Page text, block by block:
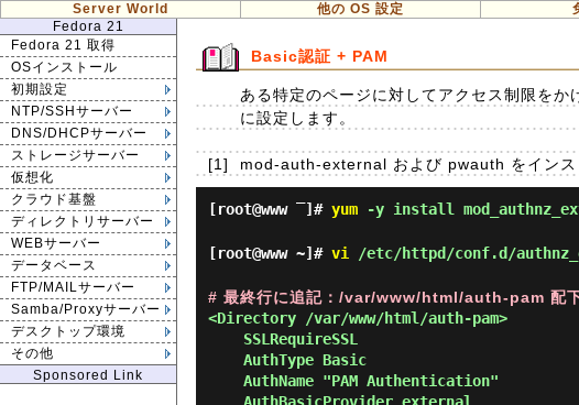
Server World 他の OS 設定
Fedora 21
Fedora 21 取得
OSインストール
初期設定
NTP/SSHサーバー
DNS/DHCPサーバー
ストレージサーバー
仮想化
クラウド基盤
ディレクトリサーバー
WEBサーバー
データベース
FTP/MAILサーバー
Samba/Proxyサーバー
デスクトップ環境
その他
Sponsored Link
Basic認証 + PAM
ある特定のページに対してアクセス制限を
に設定します。
[1] mod-auth-external および pwauth をインス
[root@www ‾]# yum -y install
[root@www ~]# vi /etc/httpd/conf.d/
# 最終行に追記：/var/www/html/auth-pam 配
<Directory /var/www/html/auth-pam>